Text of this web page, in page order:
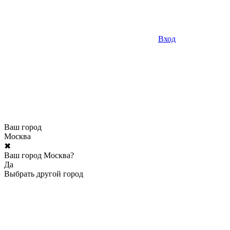
Вход
Ваш город
Москва
✖
Ваш город Москва?
Да
Выбрать другой город